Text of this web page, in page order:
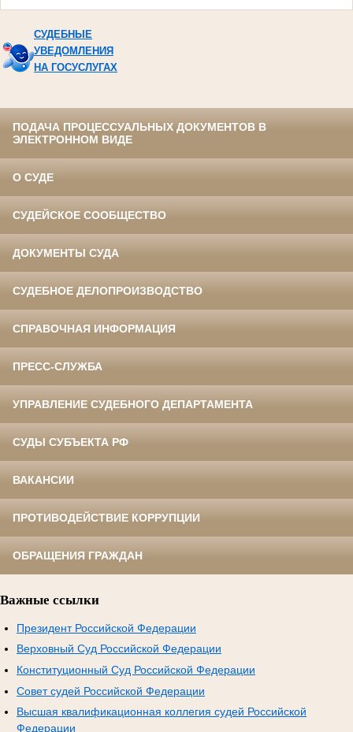
СУДЕБНЫЕ
УВЕДОМЛЕНИЯ
НА ГОСУСЛУГАХ
ПОДАЧА ПРОЦЕССУАЛЬНЫХ ДОКУМЕНТОВ В
ЭЛЕКТРОННОМ ВИДЕ
О СУДЕ
СУДЕЙСКОЕ СООБЩЕСТВО
ДОКУМЕНТЫ СУДА
СУДЕБНОЕ ДЕЛОПРОИЗВОДСТВО
СПРАВОЧНАЯ ИНФОРМАЦИЯ
ПРЕСС-СЛУЖБА
УПРАВЛЕНИЕ СУДЕБНОГО ДЕПАРТАМЕНТА
СУДЫ СУБЪЕКТА РФ
ВАКАНСИИ
ПРОТИВОДЕЙСТВИЕ КОРРУПЦИИ
ОБРАЩЕНИЯ ГРАЖДАН
Важные ссылки
Президент Российской Федерации
Верховный Суд Российской Федерации
Конституционный Суд Российской Федерации
Совет судей Российской Федерации
Высшая квалификационная коллегия судей Российской
Федерации